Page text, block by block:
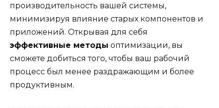
производительность вашей системы,
минимизируя влияние старых компонентов и
приложений. Открывая для себя
эффективные методы оптимизации, вы
сможете добиться того, чтобы ваш рабочий
процесс был менее раздражающим и более
продуктивным.